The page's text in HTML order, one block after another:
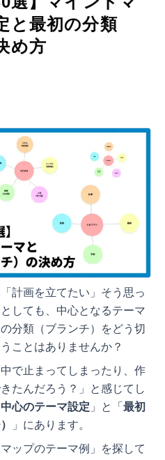
と最初の分類
め方
計画を立てたい」そう思っ
しても、中心となるテーマ
分類（ブランチ）をどう切
ことはありませんか？
で止まってしまったり、作
たんだろう？」と感じてし
中心のテーマ設定 」と「 最初
」にあります。
ップのテーマ例」を探して